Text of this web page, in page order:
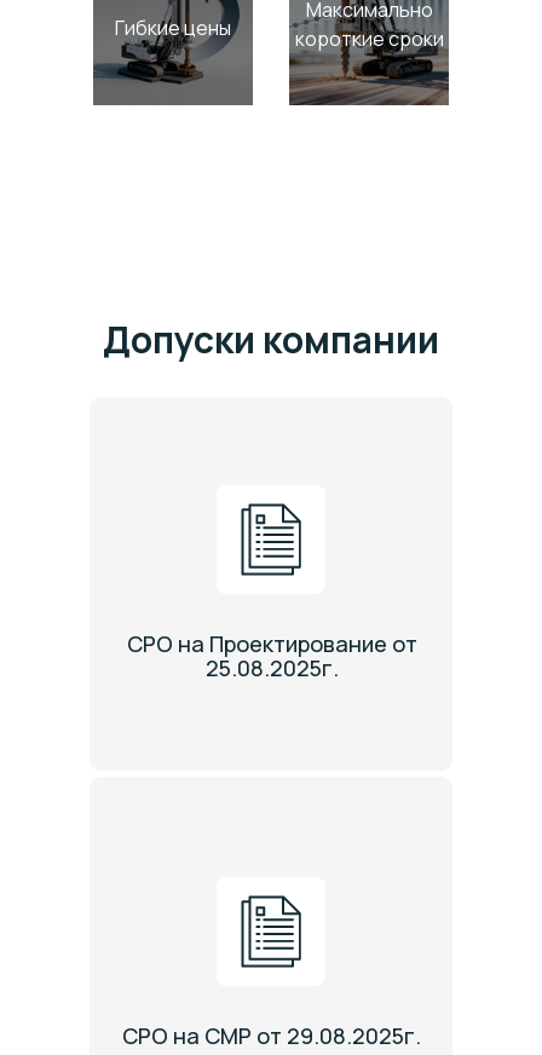
Максимально
короткие сроки
Гибкие цены
Допуски компании
СРО на Проектирование от
25.08.2025г.
СРО на СМР от 29.08.2025г.